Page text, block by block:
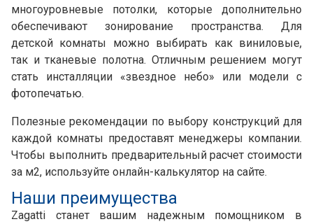
многоуровневые потолки, которые дополнительно
обеспечивают зонирование пространства. Для
детской комнаты можно выбирать как виниловые,
так и тканевые полотна. Отличным решением могут
стать инсталляции «звездное небо» или модели с
фотопечатью.
Полезные рекомендации по выбору конструкций для
каждой комнаты предоставят менеджеры компании.
Чтобы выполнить предварительный расчет стоимости
за м2, используйте онлайн-калькулятор на сайте.
Наши преимущества
Zagatti станет вашим надежным помощником в